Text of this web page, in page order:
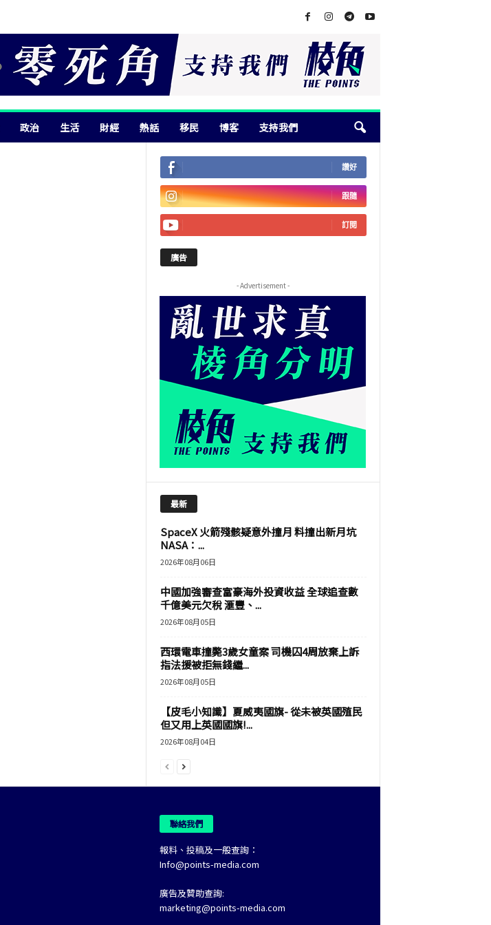
政治 生活 財經 熱話 移民 博客 支持我們
讚好
跟隨
訂閱
廣告
- Advertisement -
最新
SpaceX 火箭殘骸疑意外撞月 料撞出新月坑
NASA：...
2026年08月06日
中國加強審查富豪海外投資收益 全球追查數
千億美元欠稅 滙豐、...
2026年08月05日
西環電車撞斃3歲女童案 司機囚4周放棄上訴
指法援被拒無錢繼...
2026年08月05日
【皮毛小知識】夏威夷國旗- 從未被英國殖民
但又用上英國國旗!...
2026年08月04日
聯絡我們
報料、投稿及一般查詢：
Info@points-media.com
廣告及贊助查詢:
marketing@points-media.com